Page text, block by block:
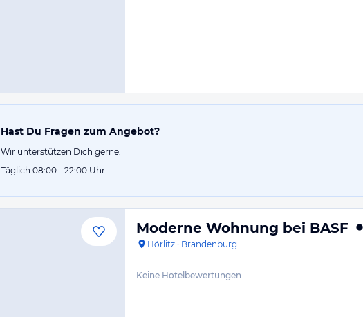
Hast Du Fragen zum Angebot?
Wir unterstützen Dich gerne.
Täglich 08:00 - 22:00 Uhr.
Moderne Wohnung bei BASF
Hörlitz · Brandenburg
Keine Hotelbewertungen